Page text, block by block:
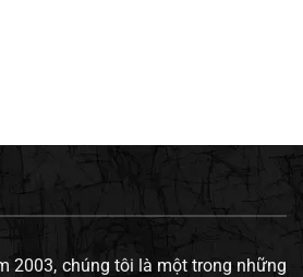
2003, chúng tôi là một trong những